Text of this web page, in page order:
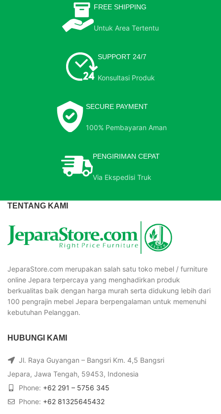
FREE SHIPPING
Untuk Area Tertentu
SUPPORT 24/7
Konsultasi Produk
SECURE PAYMENT
100% Pembayaran Aman
PENGIRIMAN CEPAT
Via Ekspedisi Truk
TENTANG KAMI
JeparaStore.com merupakan salah satu toko mebel / furniture
online Jepara terpercaya yang menghadirkan produk
berkualitas baik dengan harga murah serta didukung lebih dari
100 pengrajin mebel Jepara berpengalaman untuk memenuhi
kebutuhan Pelanggan.
HUBUNGI KAMI
Jl. Raya Guyangan – Bangsri Km. 4,5 Bangsri
Jepara, Jawa Tengah, 59453, Indonesia
Phone: +62 291 – 5756 345
Phone: +62 81325645432